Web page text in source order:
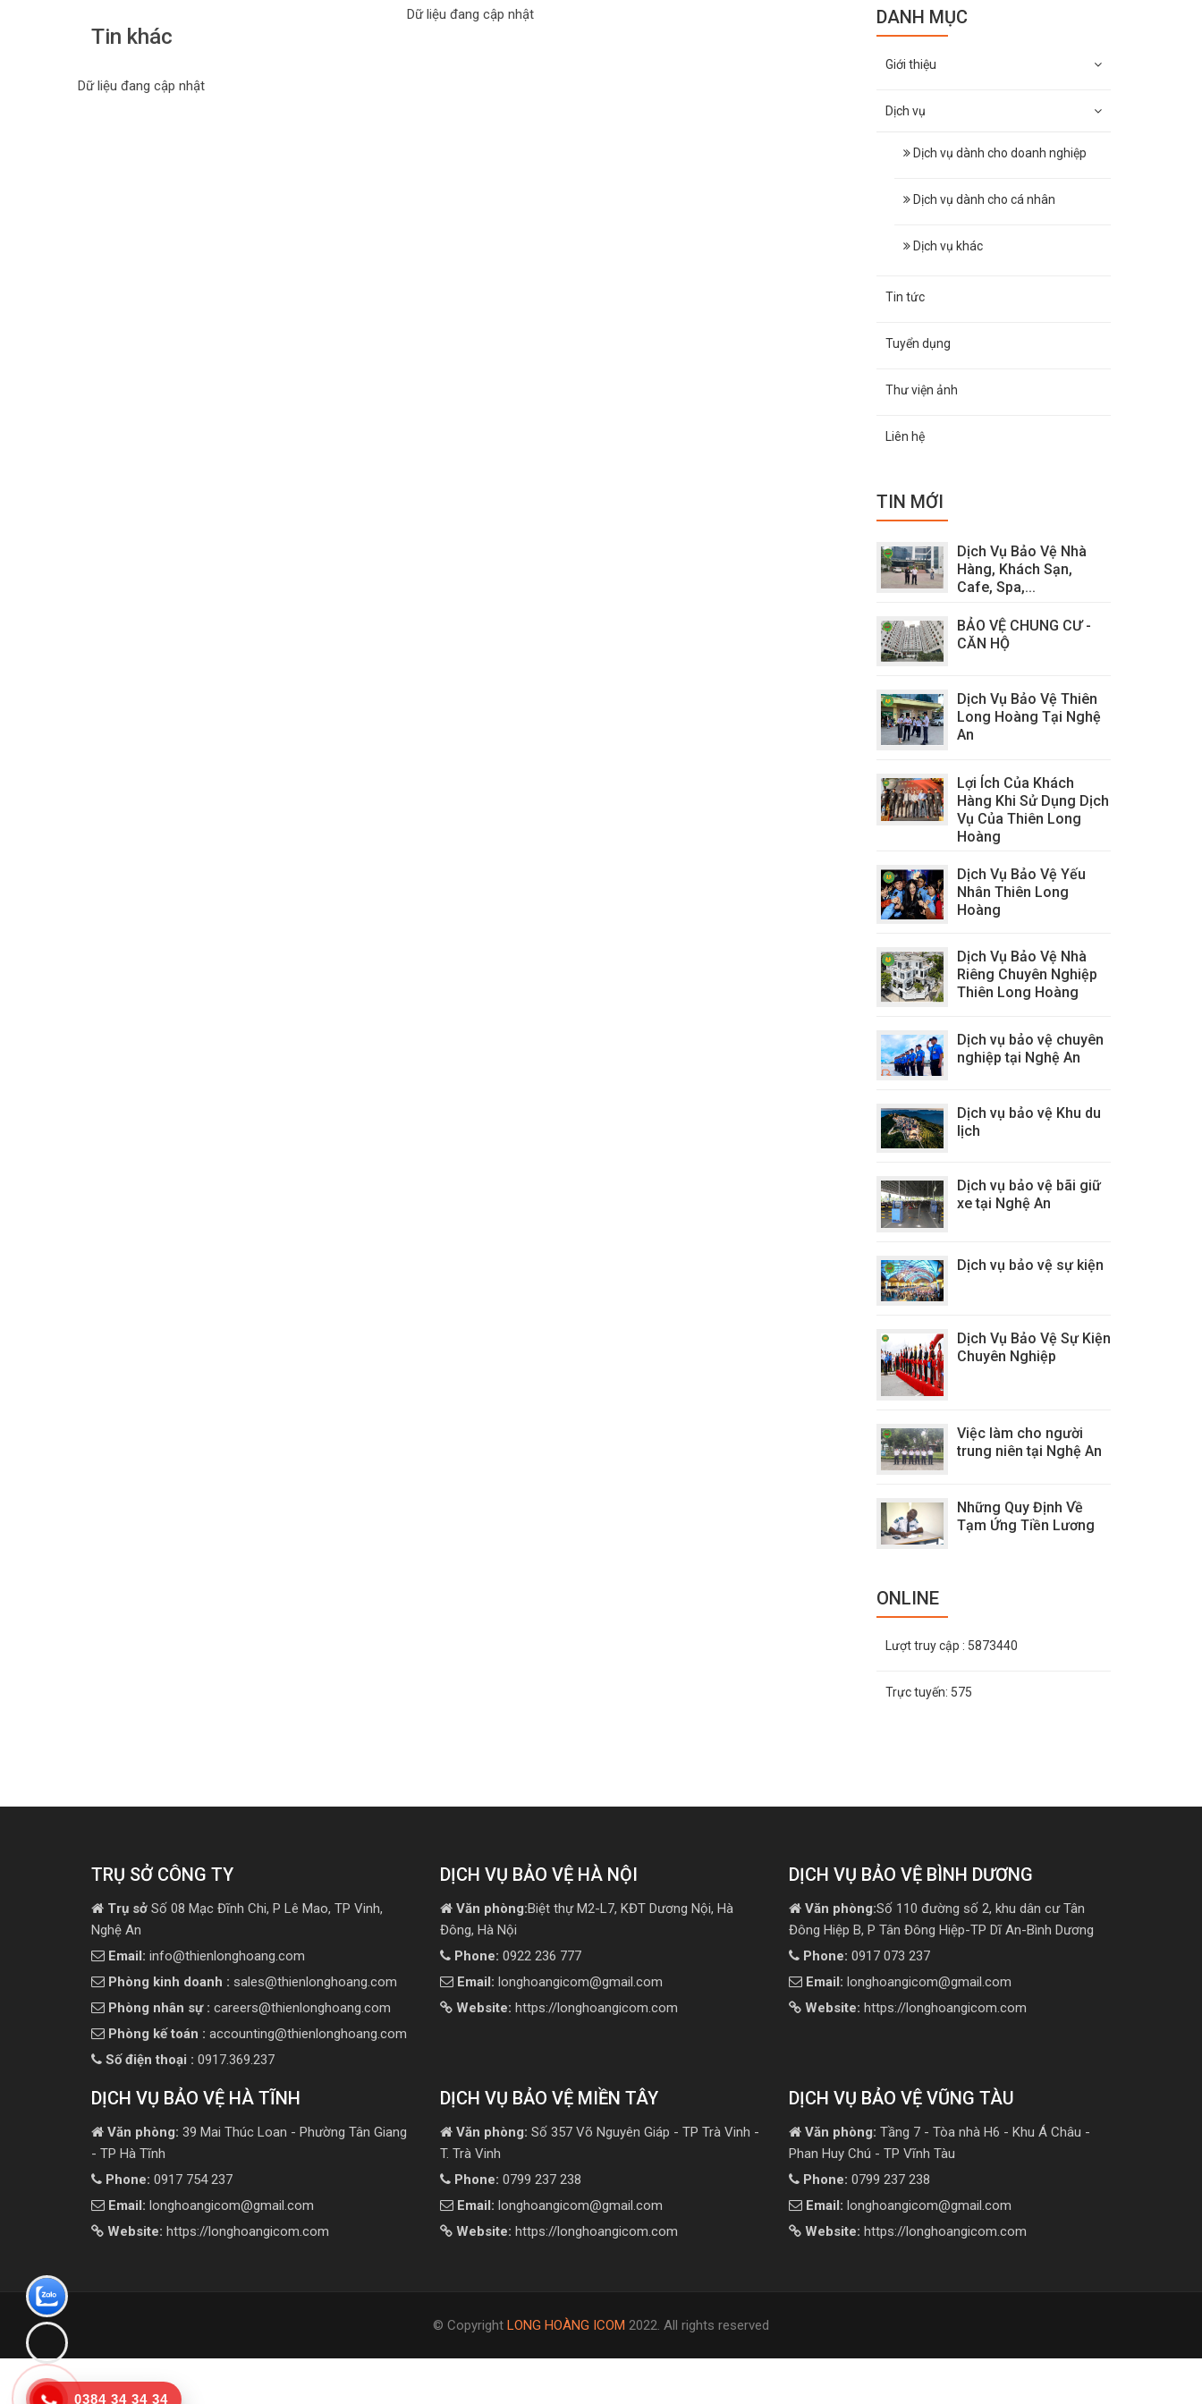
Dữ liệu đang cập nhật
Tin khác
Dữ liệu đang cập nhật
DANH MỤC
Giới thiệu
Dịch vụ
Dịch vụ dành cho doanh nghiệp
Dịch vụ dành cho cá nhân
Dịch vụ khác
Tin tức
Tuyển dụng
Thư viện ảnh
Liên hệ
TIN MỚI
Dịch Vụ Bảo Vệ Nhà
Hàng, Khách Sạn,
Cafe, Spa,...
BẢO VỆ CHUNG CƯ -
CĂN HỘ
Dịch Vụ Bảo Vệ Thiên
Long Hoàng Tại Nghệ
An
Lợi Ích Của Khách
Hàng Khi Sử Dụng Dịch
Vụ Của Thiên Long
Hoàng
Dịch Vụ Bảo Vệ Yếu
Nhân Thiên Long
Hoàng
Dịch Vụ Bảo Vệ Nhà
Riêng Chuyên Nghiệp
Thiên Long Hoàng
Dịch vụ bảo vệ chuyên
nghiệp tại Nghệ An
Dịch vụ bảo vệ Khu du
lịch
Dịch vụ bảo vệ bãi giữ
xe tại Nghệ An
Dịch vụ bảo vệ sự kiện
Dịch Vụ Bảo Vệ Sự Kiện
Chuyên Nghiệp
Việc làm cho người
trung niên tại Nghệ An
Những Quy Định Về
Tạm Ứng Tiền Lương
ONLINE
Lượt truy cập : 5873440
Trực tuyến: 575
TRỤ SỞ CÔNG TY
Trụ sở Số 08 Mạc Đĩnh Chi, P Lê Mao, TP Vinh,
Nghệ An
Email: info@thienlonghoang.com
Phòng kinh doanh : sales@thienlonghoang.com
Phòng nhân sự : careers@thienlonghoang.com
Phòng kế toán : accounting@thienlonghoang.com
Số điện thoại : 0917.369.237
DỊCH VỤ BẢO VỆ HÀ NỘI
Văn phòng:Biệt thự M2-L7, KĐT Dương Nội, Hà
Đông, Hà Nội
Phone: 0922 236 777
Email: longhoangicom@gmail.com
Website: https://longhoangicom.com
DỊCH VỤ BẢO VỆ BÌNH DƯƠNG
Văn phòng:Số 110 đường số 2, khu dân cư Tân
Đông Hiệp B, P Tân Đông Hiệp-TP Dĩ An-Bình Dương
Phone: 0917 073 237
Email: longhoangicom@gmail.com
Website: https://longhoangicom.com
DỊCH VỤ BẢO VỆ HÀ TĨNH
Văn phòng: 39 Mai Thúc Loan - Phường Tân Giang
- TP Hà Tĩnh
Phone: 0917 754 237
Email: longhoangicom@gmail.com
Website: https://longhoangicom.com
DỊCH VỤ BẢO VỆ MIỀN TÂY
Văn phòng: Số 357 Võ Nguyên Giáp - TP Trà Vinh -
T. Trà Vinh
Phone: 0799 237 238
Email: longhoangicom@gmail.com
Website: https://longhoangicom.com
DỊCH VỤ BẢO VỆ VŨNG TÀU
Văn phòng: Tầng 7 - Tòa nhà H6 - Khu Á Châu -
Phan Huy Chú - TP Vĩnh Tàu
Phone: 0799 237 238
Email: longhoangicom@gmail.com
Website: https://longhoangicom.com
© Copyright LONG HOÀNG ICOM 2022. All rights reserved
0384 34 34 34